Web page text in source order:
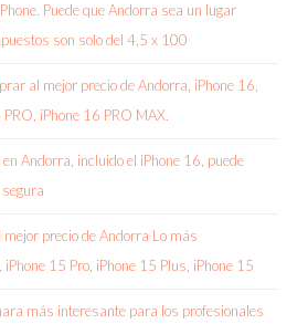
Puede que Andorra sea un lugar
son solo del 4,5 x 100
al mejor precio de Andorra, iPhone 16,
iPhone 16 PRO MAX.
Andorra, incluido el iPhone 16, puede
precio de Andorra Lo más
iPhone 15 Pro, iPhone 15 Plus, iPhone 15
más interesante para los profesionales